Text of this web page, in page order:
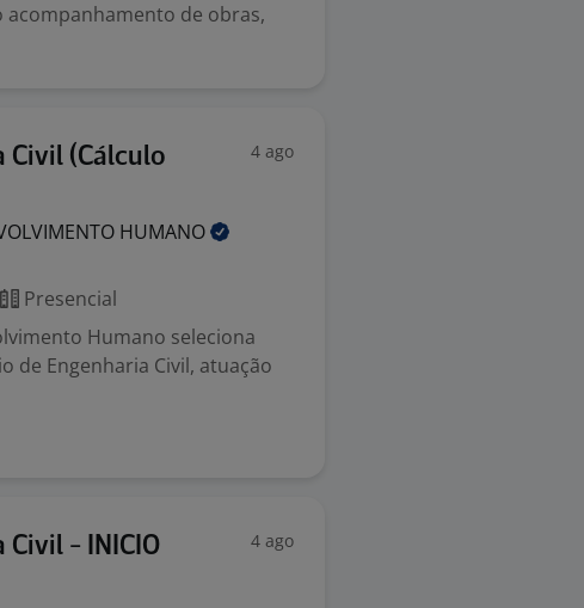
acompanhamento de obras,
Civil (Cálculo
4 ago
HUMANO
Presencial
Humano seleciona
de Engenharia Civil, atuação
Civil - INICIO
4 ago